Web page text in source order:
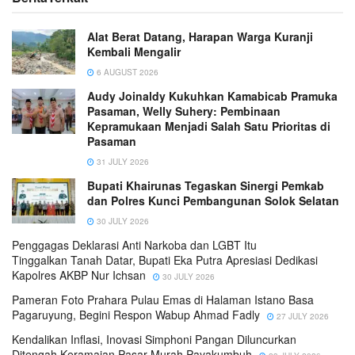
Alat Berat Datang, Harapan Warga Kuranji
Kembali Mengalir
6 AUGUST 2026
Audy Joinaldy Kukuhkan Kamabicab Pramuka
Pasaman, Welly Suhery: Pembinaan
Kepramukaan Menjadi Salah Satu Prioritas di
Pasaman
31 JULY 2026
Bupati Khairunas Tegaskan Sinergi Pemkab
dan Polres Kunci Pembangunan Solok Selatan
30 JULY 2026
Penggagas Deklarasi Anti Narkoba dan LGBT Itu
Tinggalkan Tanah Datar, Bupati Eka Putra Apresiasi Dedikasi
Kapolres AKBP Nur Ichsan
30 JULY 2026
Pameran Foto Prahara Pulau Emas di Halaman Istano Basa
Pagaruyung, Begini Respon Wabup Ahmad Fadly
27 JULY 2026
Kendalikan Inflasi, Inovasi Simphoni Pangan Diluncurkan